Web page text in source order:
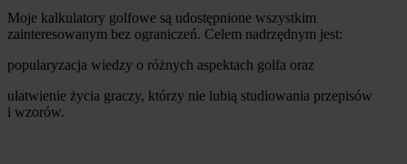
Moje kalkulatory golfowe są udostępnione wszystkim
zainteresowanym bez ograniczeń. Celem nadrzędnym jest:
popularyzacja wiedzy o różnych aspektach golfa oraz
ułatwienie życia graczy, którzy nie lubią studiowania przepisów
i wzorów.